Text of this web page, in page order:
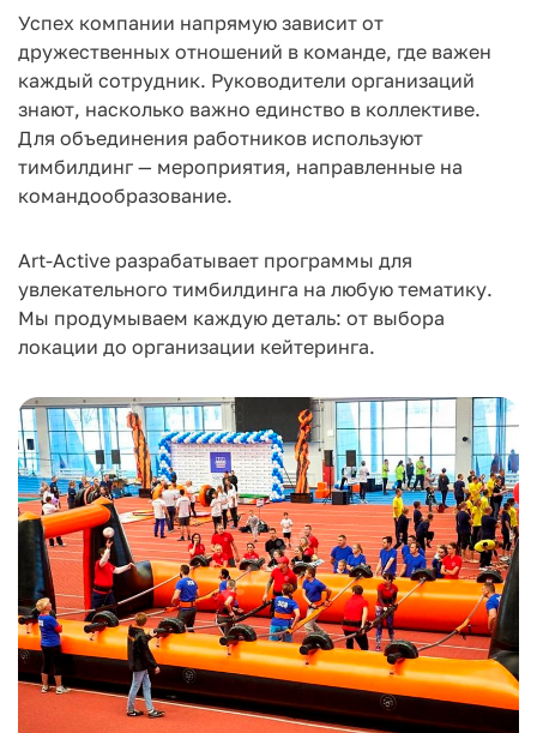
Успех компании напрямую зависит от
дружественных отношений в команде, где важен
каждый сотрудник. Руководители организаций
знают, насколько важно единство в коллективе.
Для объединения работников используют
тимбилдинг — мероприятия, направленные на
командообразование.
Art-Active разрабатывает программы для
увлекательного тимбилдинга на любую тематику.
Мы продумываем каждую деталь: от выбора
локации до организации кейтеринга.